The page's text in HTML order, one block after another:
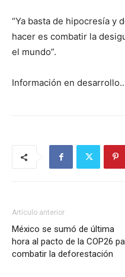
“Ya basta de hipocresía y
hacer es combatir la
el mundo”.
Información en
Artículo anterior
México se sumó de última
hora al pacto de la COP26
combatir la deforestación